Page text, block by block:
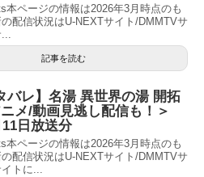
本ページの情報は2026年3月時点のも
配信状況はU-NEXTサイト/DMMTVサ
記事を読む
バレ】名湯 異世界の湯 開拓
メ/動画見逃し配信も！＞
日放送分
本ページの情報は2026年3月時点のも
配信状況はU-NEXTサイト/DMMTVサ
トに...